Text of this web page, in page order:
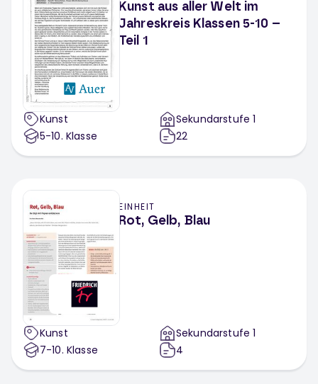
Kunst aus aller Welt im
Jahreskreis Klassen 5-10 –
Teil 1
Kunst
5-10. Klasse
Sekundarstufe 1
22
EINHEIT
Rot, Gelb, Blau
Kunst
7-10. Klasse
Sekundarstufe 1
4